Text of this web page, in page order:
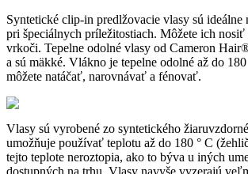
Syntetické clip-in predlžovacie vlasy sú ideálne
pri špeciálnych príležitostiach. Môžete ich
vrkoči. Tepelne odolné vlasy od Cameron
a sú mäkké. Vlákno je tepelne odolné až do
môžete natáčať, narovnávať a fénovať.
Vlasy sú vyrobené zo syntetického
umožňuje používať teplotu až do 180 ° C
tejto teplote neroztopia, ako to býva u iných
dostupných na trhu. Vlasy navyše vyzerajú